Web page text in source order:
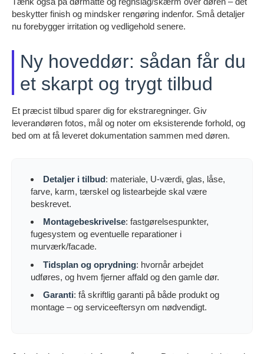
beskytter finish og mindsker rengøring indenfor. Små detaljer
nu forebygger irritation og vedligehold senere.
Ny hoveddør: sådan får du
et skarpt og trygt tilbud
Et præcist tilbud sparer dig for ekstraregninger. Giv
leverandøren fotos, mål og noter om eksisterende forhold, og
bed om at få leveret dokumentation sammen med døren.
Detaljer i tilbud: materiale, U-værdi, glas, låse,
farve, karm, tærskel og listearbejde skal være
beskrevet.
Montagebeskrivelse: fastgørelsespunkter,
fugesystem og eventuelle reparationer i
murværk/facade.
Tidsplan og oprydning: hvornår arbejdet
udføres, og hvem fjerner affald og den gamle dør.
Garanti: få skriftlig garanti på både produkt og
montage – og serviceeftersyn om nødvendigt.